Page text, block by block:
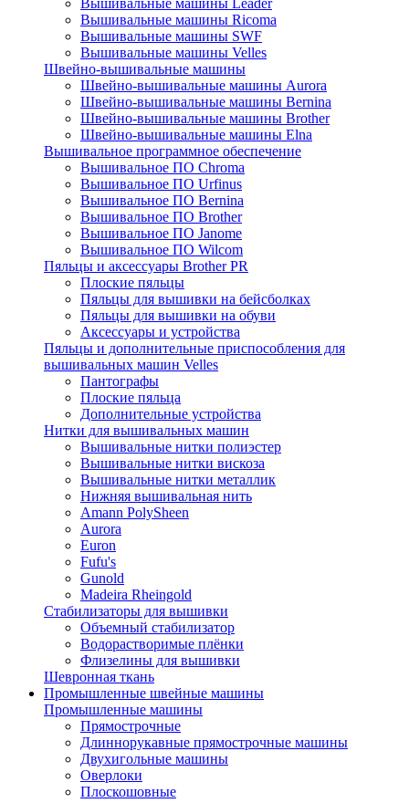
Вышивальные машины Leader
Вышивальные машины Ricoma
Вышивальные машины SWF
Вышивальные машины Velles
Швейно-вышивальные машины
Швейно-вышивальные машины Aurora
Швейно-вышивальные машины Bernina
Швейно-вышивальные машины Brother
Швейно-вышивальные машины Elna
Вышивальное программное обеспечение
Вышивальное ПО Chroma
Вышивальное ПО Urfinus
Вышивальное ПО Bernina
Вышивальное ПО Brother
Вышивальное ПО Janome
Вышивальное ПО Wilcom
Пяльцы и аксессуары Brother PR
Плоские пяльцы
Пяльцы для вышивки на бейсболках
Пяльцы для вышивки на обуви
Аксессуары и устройства
Пяльцы и дополнительные приспособления для
вышивальных машин Velles
Пантографы
Плоские пяльца
Дополнительные устройства
Нитки для вышивальных машин
Вышивальные нитки полиэстер
Вышивальные нитки вискоза
Вышивальные нитки металлик
Нижняя вышивальная нить
Amann PolySheen
Aurora
Euron
Fufu's
Gunold
Madeira Rheingold
Стабилизаторы для вышивки
Объемный стабилизатор
Водорастворимые плёнки
Флизелины для вышивки
Шевронная ткань
Промышленные швейные машины
Промышленные машины
Прямострочные
Длиннорукавные прямострочные машины
Двухигольные машины
Оверлоки
Плоскошовные